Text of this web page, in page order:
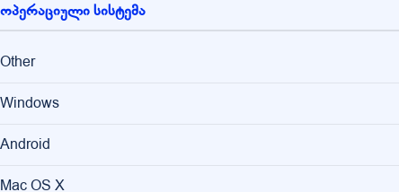
ოპერაციული სისტემა
Other
Windows
Android
Mac OS X